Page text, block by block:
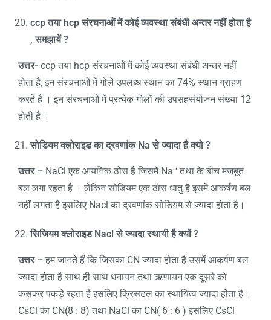
ccpतया hcpसंरचनाओं में कोई व्यवस्था संबंधी अन्तर नहीं होता है
,समझायें?
उत्तर- ccp तया hcp संरचनाओं में कोई व्यवस्था संबंधी अन्तर नहीं
होता है, इन संरचनाओं में गोले उपलब्ध स्थान का 74% स्थान ग्राहण
करते हैं । इन संरचनाओं में प्रत्येक गोलों की उपसहसंयोजन संख्या 12
होती है ।
सोडियम क्लोराइड का द्रवणांक Naसे ज्यादा है क्यो?
उत्तर – NaCl एक आयनिक ठोस है जिसमें Na ‘ तथा के बीच मजबूत
बल लगा रहता है । लेकिन सोडियम एक ठोस धातु है इसमें आकर्षण बल
नहीं लगता है इसलिए Nacl का द्रवणांक सोडियम से ज्यादा होता है।
सिजियम क्लोराइड Naclसे ज्यादा स्थायी है क्यों?
उत्तर – हम जानते हैं कि जिसका CN ज्यादा होता है उसमें आकर्षण बल
ज्यादा होता है साथ ही साथ धनायन तथा ऋणायन एक दूसरे को
कसकर पकड़े रहता है इसलिए क्रिसटल का स्थायित्व ज्यादा होता है।
CsCl का CN(8 : 8) तथा NaCl का CN( 6 : 6 ) इसलिए CsCl